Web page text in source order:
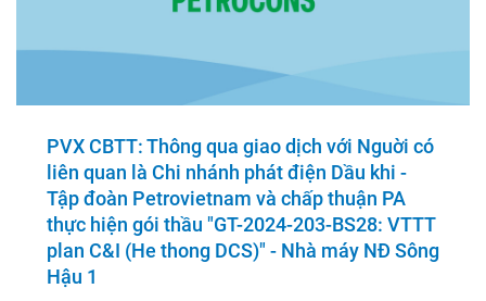
PVX CBTT: Thông qua giao dịch với Nguời có
liên quan là Chi nhánh phát điện Dầu khi -
Tập đoàn Petrovietnam và chấp thuận PA
thực hiện gói thầu "GT-2024-203-BS28: VTTT
plan C&I (He thong DCS)" - Nhà máy NĐ Sông
Hậu 1